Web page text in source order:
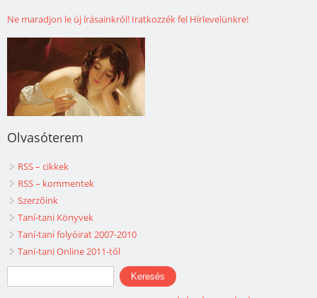
Ne maradjon le új írásainkról! Iratkozzék fel Hírlevelünkre!
Olvasóterem
RSS – cikkek
RSS – kommentek
Szerzőink
Taní-tani Könyvek
Taní-tani folyóirat 2007-2010
Taní-tani Online 2011-től
Keresés űrlap
Keresés